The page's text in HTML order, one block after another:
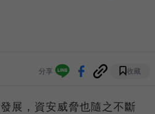
分享 收藏
展，資安威脅也隨之不斷